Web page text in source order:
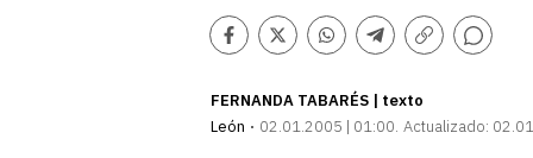
Facebook
TwitterWhatsapp
Telegram
Copiar
Comentarios
FERNANDA TABARÉS | texto
León
02.01.2005 | 01:00 Actualizado: